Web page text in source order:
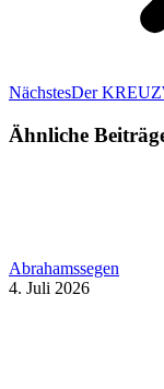
NächstesNächster
Der
Ähnliche
Abrahamssegen
4. Juli 2026